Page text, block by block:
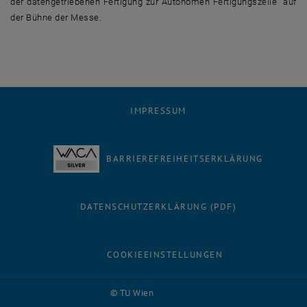
der Bühne der Messe.
© TU Wien
IMPRESSUM
BARRIEREFREIHEITSERKLÄRUNG
DATENSCHUTZERKLÄRUNG (PDF)
COOKIEEINSTELLUNGEN